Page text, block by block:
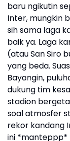
baru ngikutin
Inter, mungkin
sih sama laga
baik ya. Laga
(atau San Siro
yang beda.
Bayangin,
dukung tim
stadion
soal atmosfer
rekor kandang
ini *manteppp*